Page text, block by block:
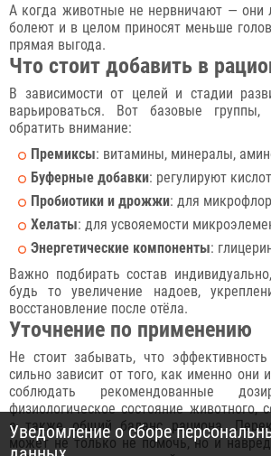
А когда животные не нервничают — они
болеют и в целом приносят меньше
прямая выгода.
Что стоит добавить в
В зависимости от целей и стадии
варьироваться. Вот базовые
обратить внимание:
Премиксы: витамины, минералы,
Буферные добавки: регулируют
Пробиотики и дрожжи: для
Хелаты: для усвояемости
Энергетические компоненты:
Важно подбирать состав
будь то увеличение надоев,
восстановление после отёла.
Уточнение по применению
Не стоит забывать, что
сильно зависит от того, как именно они
соблюдать рекомендованные
физиологическое состояние животного,
а также общий баланс рациона.
может не только не помочь, но и
Уведомление о сборе